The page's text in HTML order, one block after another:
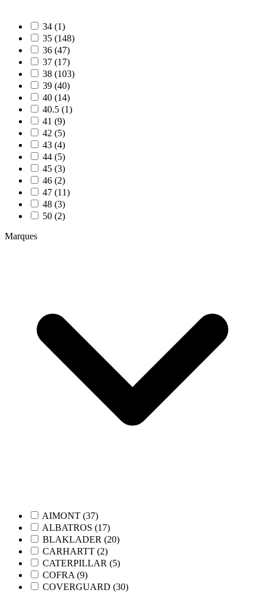
34 (1)
35 (148)
36 (47)
37 (17)
38 (103)
39 (40)
40 (14)
40.5 (1)
41 (9)
42 (5)
43 (4)
44 (5)
45 (3)
46 (2)
47 (11)
48 (3)
50 (2)
Marques
AIMONT (37)
ALBATROS (17)
BLAKLADER (20)
CARHARTT (2)
CATERPILLAR (5)
COFRA (9)
COVERGUARD (30)